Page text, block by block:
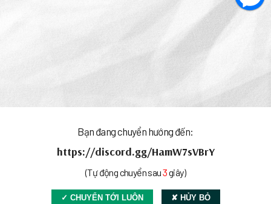
Bạn đang chuyển hướng đến:
https://discord.gg/HamW7sVBrY
(Tự động chuyển sau2giây)
✓ CHUYỂN TỚI LUÔN ✘ HỦY BỎ